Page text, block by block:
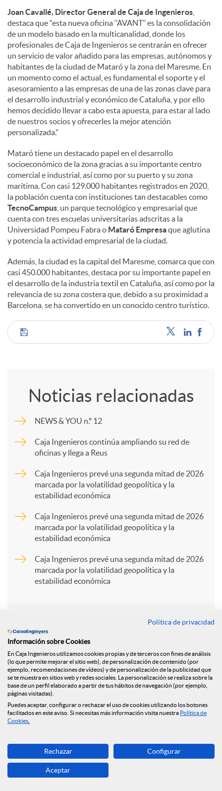
Joan Cavallé, Director General de Caja de Ingenieros
destaca que “esta nueva oficina ‘’AVANT’’ es la consolidación
de un modelo basado en la multicanalidad, donde los
profesionales de Caja de Ingenieros se centrarán en ofrecer
un servicio de valor añadido para las empresas, autónomos y
habitantes de la ciudad de Mataró y la zona del Maresme. En
un momento como el actual, es fundamental el soporte y el
asesoramiento a las empresas de una de las zonas clave para
el desarrollo industrial y económico de Cataluña, y por ello
hemos decidido llevar a cabo esta apuesta, para estar al lado
de nuestros socios y ofrecerles la mejor atención
personalizada.”
Mataró tiene un destacado papel en el desarrollo
socioeconómico de la zona gracias a su importante centro
comercial e industrial, así como por su puerto y su zona
marítima. Con casi 129.000 habitantes registrados en 2020,
la población cuenta con instituciones tan destacables como
TecnoCampus , un parque tecnológico y empresarial que
cuenta con tres escuelas universitarias adscritas a la
Universidad Pompeu Fabra o Mataró Empresaque aglutina
y potencia la actividad empresarial de la ciudad.
Además, la ciudad es la capital del Maresme, comarca que con
casi 450.000 habitantes, destaca por su importante papel en
el desarrollo de la industria textil en Cataluña, así como por la
relevancia de su zona costera que, debido a su proximidad a
Barcelona, se ha convertido en un conocido centro turístico.
C
p
a
e
n
R
e
d
Noticias relacionadas
NEWS & YOU n.º 12
Caja Ingenieros continúa ampliando su red de
oficinas y llega a Reus
Caja Ingenieros prevé una segunda mitad de 2026
marcada por la volatilidad geopolítica y la
estabilidad económica
Caja Ingenieros prevé una segunda mitad de 2026
marcada por la volatilidad geopolítica y la
estabilidad económica
Caja Ingenieros prevé una segunda mitad de 2026
marcada por la volatilidad geopolítica y la
estabilidad económica
Volver
Los fondos de Caja de
Ingenieros se llenan
de estrellas y
Política de privacidad
Información sobre Cookies
En Caja Ingenieros utilizamos cookies propias y de terceros con fines de análisis
(lo que permite mejorar el sitio web), de personalización de contenido (por
ejemplo, recomendaciones de vídeos) y de personalización de la publicidad que
se te muestra en sitios web y redes sociales. La personalización se realiza sobre la
base de un perfil elaborado a partir de tus hábitos de navegación (por ejemplo,
páginas visitadas).
Puedes aceptar, configurar o rechazar el uso de cookies utilizando los botones
facilitados en este aviso. Si necesitas más información visita nuestra Política de
Cookies
Rechazar Configurar
Aceptar